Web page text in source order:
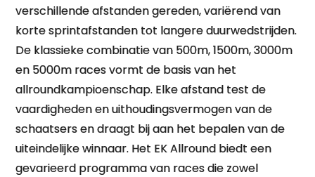
verschillende afstanden gereden, variërend van
korte sprintafstanden tot langere duurwedstrijden.
De klassieke combinatie van 500m, 1500m, 3000m
en 5000m races vormt de basis van het
allroundkampioenschap. Elke afstand test de
vaardigheden en uithoudingsvermogen van de
schaatsers en draagt bij aan het bepalen van de
uiteindelijke winnaar. Het EK Allround biedt een
gevarieerd programma van races die zowel